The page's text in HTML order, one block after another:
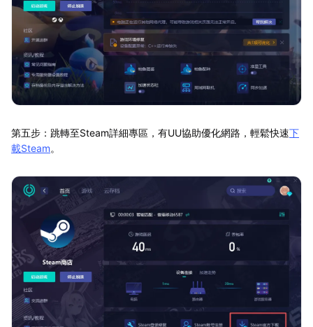
第五步：跳轉至Steam詳細專區，有UU協助優化網路，輕鬆快速下
載Steam。